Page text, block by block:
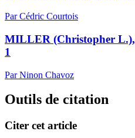
Par Cédric Courtois
MILLER (Christopher L.),
1
Par Ninon Chavoz
Outils de citation
Citer cet article